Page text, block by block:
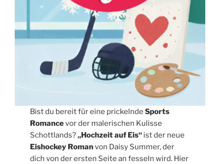
Bist du bereit für eine prickelndeSports
Romancevor der malerischen Kulisse
Schottlands?„Hochzeit auf Eis“ ist der neue
Eishockey Romanvon Daisy Summer, der
dich von der ersten Seite an fesseln wird. Hier